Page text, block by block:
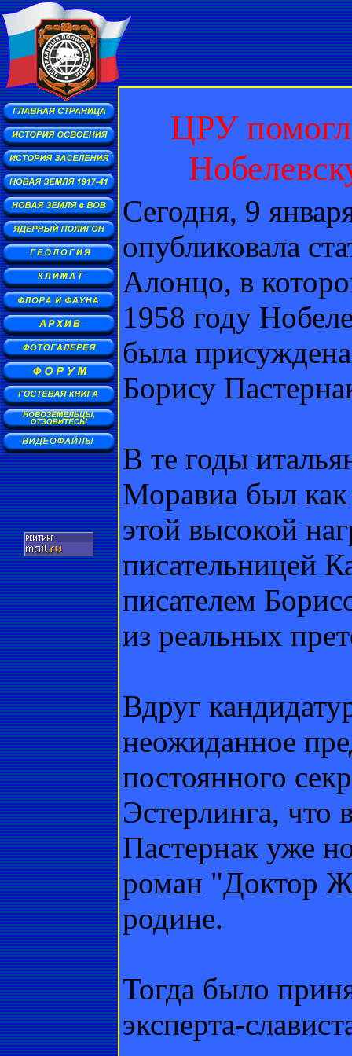
ЦРУ
Сегодня, 9
опубликовала
Алонцо, в
1958 году
была
Борису
В те годы
Моравиа был
этой высокой
писательницей
писателем
из реальных
Вдруг
неожиданное
постоянного
Эстерлинга, что
Пастернак уже
роман "Доктор
родине.
Тогда было
эксперта-